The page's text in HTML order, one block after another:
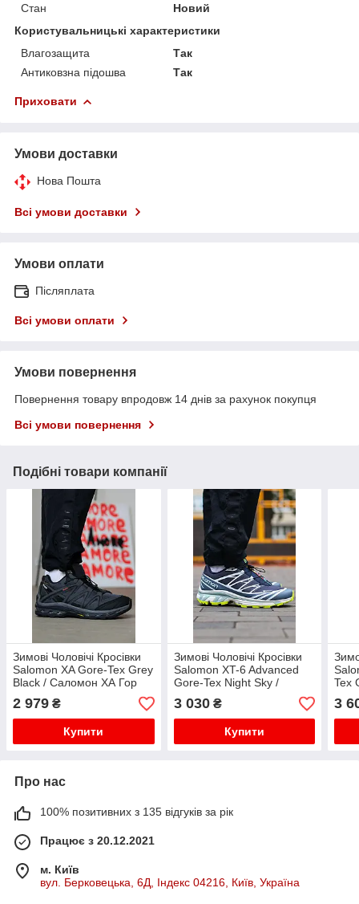
Стан
Новий
Користувальницькі характеристики
Влагозащита
Так
Антиковзна підошва
Так
Приховати
Умови доставки
Нова Пошта
Всі умови доставки
Умови оплати
Післяплата
Всі умови оплати
Умови повернення
Повернення товару впродовж 14 днів за рахунок покупця
Всі умови повернення
Подібні товари компанії
Зимові Чоловічі Кросівки
Salomon XA Gore-Tex Grey
Black / Саломон ХА Гор
Текс Сірі з Чорним (Хутро)
2 979 ₴
Купити
Зимові Чоловічі Кросівки
Salomon XT-6 Advanced
Gore-Tex Night Sky /
Саломон ХТ-6 Адванст
Гор Текс Найт Сині
3 030₴
Купити
Tex
3
Про нас
100% позитивних з 135 відгуків за рік
Працює з 20.12.2021
м. Київ
вул. Берковецька, 6Д, Індекс 04216, Київ, Україна